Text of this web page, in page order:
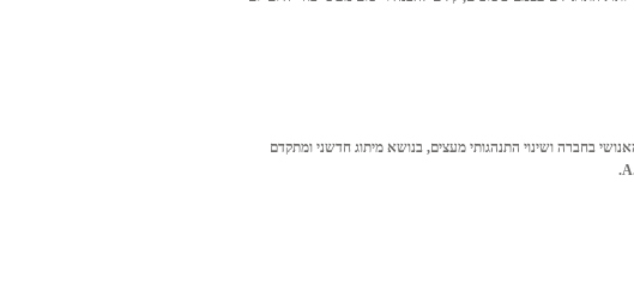
בחברה ושינוי התנהגותי מעצים, בנושא מיתוג חדשני ומתקדם